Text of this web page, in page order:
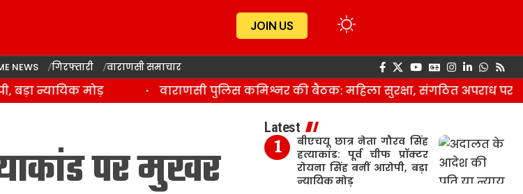
JOIN US
NEWS गिरफ्तारी वाराणसी समाचार
न्यायिक मोड़ वाराणसी पुलिस कमिश्नर की बैठक: महिला सुरक्षा, संगठित अपराध पर सख्त
पर मुखर
Latest
बीएचयू छात्र नेता गौरव सिंह
हत्याकांड: पूर्व चीफ प्रॉक्टर
रोयना सिंह बनीं आरोपी, बड़ा
न्यायिक मोड़